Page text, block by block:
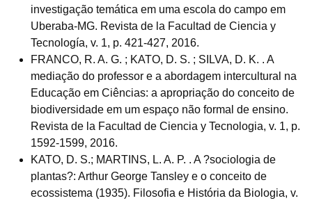
investigação temática em uma escola do campo em
Uberaba-MG. Revista de la Facultad de Ciencia y
Tecnología, v. 1, p. 421-427, 2016.
FRANCO, R. A. G. ; KATO, D. S. ; SILVA, D. K. . A
mediação do professor e a abordagem intercultural na
Educação em Ciências: a apropriação do conceito de
biodiversidade em um espaço não formal de ensino.
Revista de la Facultad de Ciencia y Tecnologia, v. 1, p.
1592-1599, 2016.
KATO, D. S.; MARTINS, L. A. P. . A ?sociologia de
plantas?: Arthur George Tansley e o conceito de
ecossistema (1935). Filosofia e História da Biologia, v.